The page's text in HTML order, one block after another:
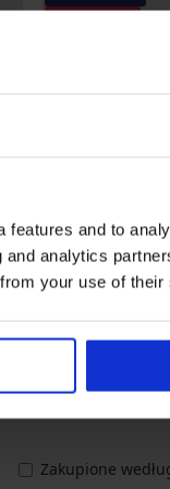
and to
analytics
your use of
Majtki od bikini
0x
Zakupione